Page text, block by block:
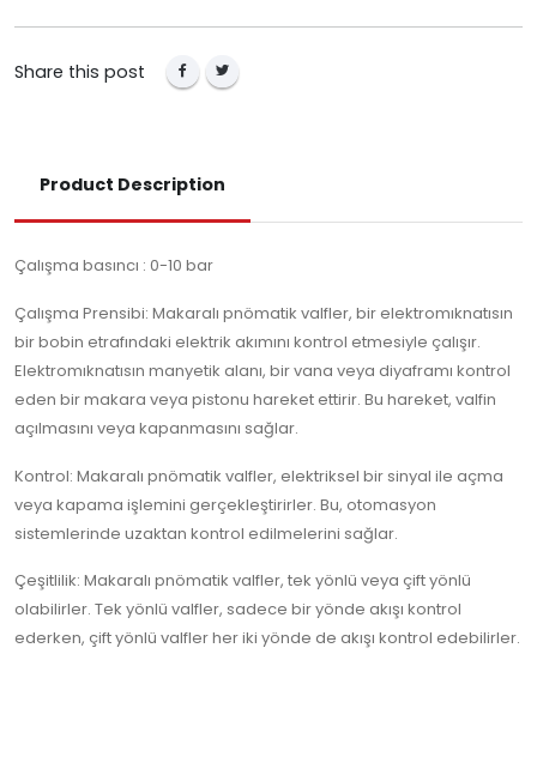
Share this post
Product Description
Çalışma basıncı : 0-10 bar
Çalışma Prensibi: Makaralı pnömatik valfler, bir elektromıknatısın
bir bobin etrafındaki elektrik akımını kontrol etmesiyle çalışır.
Elektromıknatısın manyetik alanı, bir vana veya diyaframı kontrol
eden bir makara veya pistonu hareket ettirir. Bu hareket, valfin
açılmasını veya kapanmasını sağlar.
Kontrol: Makaralı pnömatik valfler, elektriksel bir sinyal ile açma
veya kapama işlemini gerçekleştirirler. Bu, otomasyon
sistemlerinde uzaktan kontrol edilmelerini sağlar.
Çeşitlilik: Makaralı pnömatik valfler, tek yönlü veya çift yönlü
olabilirler. Tek yönlü valfler, sadece bir yönde akışı kontrol
ederken, çift yönlü valfler her iki yönde de akışı kontrol edebilirler.